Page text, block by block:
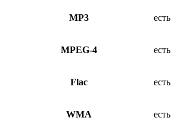
MP3 есть
MPEG-4 есть
Flac есть
WMA есть